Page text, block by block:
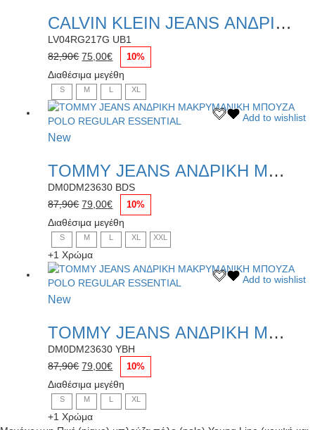
πολλαπλές
επιλεγούν
στη
προϊόντος
CALVIN KLEIN JEANS ΑΝΔΡΙΚΗ ΜΠΛΟΥΖΑ POLO WAFFLE CLASSIC BADGE
LV04RG217G UB1
82,90€ Original
was:
82,90€.
75,00€Η
τρέχουσα
τιμή
είναι:
75,00€.
10%
Διαθέσιμα μεγέθη
S M L XL
New
Αυτό
πολλαπλές
στη
σελίδα
Add to wishlist
TOMMY JEANS ΑΝΔΡΙΚΗ ΜΑΚΡΥΜΑΝΙΚΗ ΜΠΟΥΖΑ POLO REGULAR ESSENTIAL
DM0DM23630 BDS
87,90€ Original
was:
87,90€.
79,00€Η
τρέχουσα
τιμή
είναι:
10%
Διαθέσιμα μεγέθη
S M L XL XXL
+1 Χρώμα
New
Αυτό
πολλαπλές
Add to wishlist
TOMMY JEANS ΑΝΔΡΙΚΗ ΜΑΚΡΥΜΑΝΙΚΗ ΜΠΟΥΖΑ POLO REGULAR ESSENTIAL
DM0DM23630 YBH
87,90€ Original
was:
87,90€.
79,00€Η
τρέχουσα
τιμή
είναι:
10%
Διαθέσιμα μεγέθη
S M L XL
+1 Χρώμα